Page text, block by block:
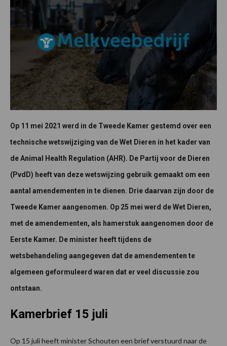
Op 11 mei 2021 werd in de Tweede Kamer gestemd over een
technische wetswijziging van de Wet Dieren in het kader van
de Animal Health Regulation (AHR). De Partij voor de Dieren
(PvdD) heeft van deze wetswijzing gebruik gemaakt om een
aantal amendementen in te dienen. Drie daarvan zijn door de
Tweede Kamer aangenomen. Op 25 mei werd de Wet Dieren,
met de amendementen, als hamerstuk aangenomen door de
Eerste Kamer. De minister heeft tijdens de
wetsbehandeling aangegeven dat de amendementen te
algemeen geformuleerd waren dat er veel discussie zou
ontstaan.
Kamerbrief 15 juli
Op 15 juli heeft minister Schouten een brief verstuurd naar de